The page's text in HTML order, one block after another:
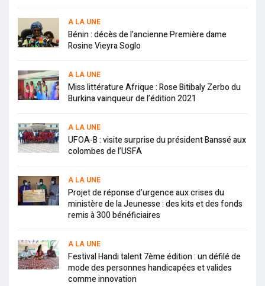
A LA UNE
Bénin : décès de l’ancienne Première dame
Rosine Vieyra Soglo
A LA UNE
Miss littérature Afrique : Rose Bitibaly Zerbo du
Burkina vainqueur de l’édition 2021
A LA UNE
UFOA-B : visite surprise du président Banssé aux
colombes de l’USFA
A LA UNE
Projet de réponse d’urgence aux crises du
ministère de la Jeunesse : des kits et des fonds
remis à 300 bénéficiaires
A LA UNE
Festival Handi talent 7ème édition : un défilé de
mode des personnes handicapées et valides
comme innovation